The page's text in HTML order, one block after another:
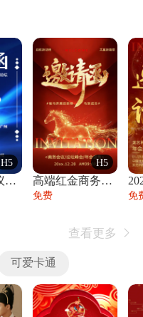
H5
高端商务会议招商加盟展会峰会论坛邀请函
H5
高端红金商务会议年会年终盛典答谢邀请函
免费 免
查看更多 
可爱卡通